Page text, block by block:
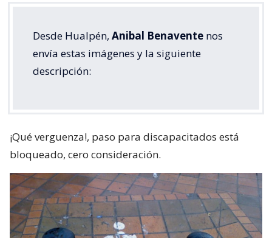
Desde Hualpén, Anibal Benavente nos
envía estas imágenes y la siguiente
descripción:
¡Qué verguenza!, paso para discapacitados está
bloqueado, cero consideración.